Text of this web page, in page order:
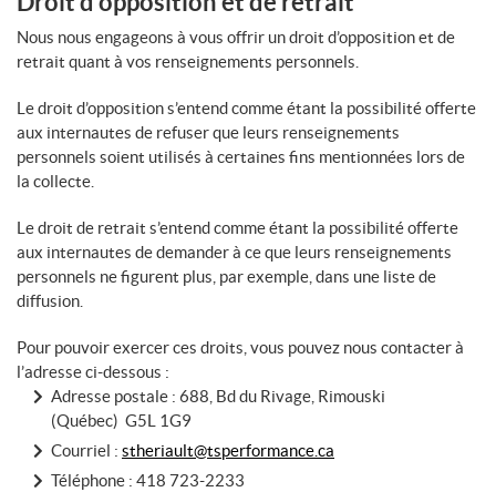
Nous nous engageons à vous offrir un droit d’opposition et de
retrait quant à vos renseignements personnels.
Le droit d’opposition s’entend comme étant la possibilité offerte
aux internautes de refuser que leurs renseignements
personnels soient utilisés à certaines fins mentionnées lors de
la collecte.
Le droit de retrait s’entend comme étant la possibilité offerte
aux internautes de demander à ce que leurs renseignements
personnels ne figurent plus, par exemple, dans une liste de
diffusion.
Pour pouvoir exercer ces droits, vous pouvez nous contacter à
l’adresse ci-dessous :
Adresse postale : 688, Bd du Rivage, Rimouski
(Québec) G5L 1G9
Courriel : stheriault@tsperformance.ca
Téléphone : 418 723-2233